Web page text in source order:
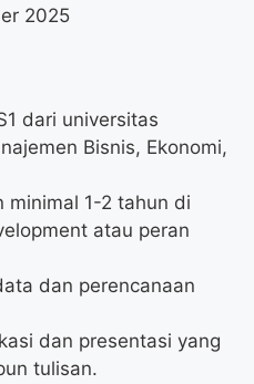
2025
dari universitas
Bisnis, Ekonomi,
minimal 1-2 tahun di
atau peran
dan perencanaan
dan presentasi yang
tulisan.